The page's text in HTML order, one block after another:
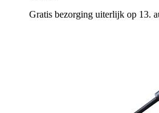
Gratis bezorging uiterlijk op 13.